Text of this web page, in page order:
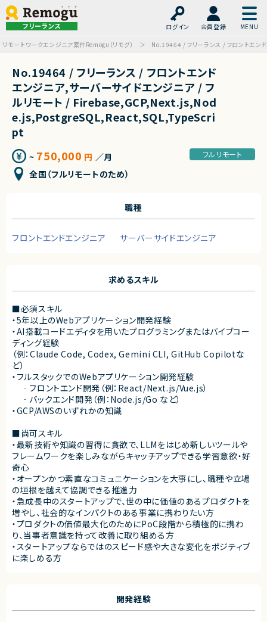
フリーランス ログイン
会員登録
リモートワークエンジニア案件Remogu（リモグ）
No.19464 / フリーランス / フロントエ
No.19464 / フリーランス / フロントエンド
エンジニア,サーバーサイドエンジニア / フ
ルリモート / Firebase,GCP,Next.js,Nod
e.js,PostgreSQL,React,SQL,TypeScri
pt
~ 750,000 円 ／月
全国（フルリモートのため）
フルリモート
職種
フロントエンドエンジニア サーバーサイドエンジニア
求めるスキル
■必須スキル
・5年以上のWebアプリケーション開発経験
・AI搭載コードエディタを用いたプログラミングまたはバイブコー
ディング経験
（例：Claude Code, Codex, Gemini CLI, GitHub Copilotな
ど）
・フルスタックでのWebアプリケーション開発経験
‐フロントエンド開発（例：React/Next.js/Vue.js）
‐バックエンド開発（例：Node.js/Go など）
・GCP/AWSのいずれかの知識
■尚可スキル
・最新技術や知識の習得に貪欲で、LLMをはじめ新しいツールや
フレームワークを楽しみながらキャッチアップできる学習意欲・好
奇心
・オープンかつ素直なコミュニケーションを大事にし、職種や立場
の垣根を越えて協調できる推進力
・急成長中のスタートアップで、世の中に価値のあるプロダクトを
増やし、社会的なインパクトのある事業に携わりたい方
・プロダクトの価値最大化のためにPoC段階から積極的に携わ
り、当事者意識を持って改善に取り組める方
・スタートアップならではのスピード感や大きな変化をポジティブ
に楽しめる方
開発経験